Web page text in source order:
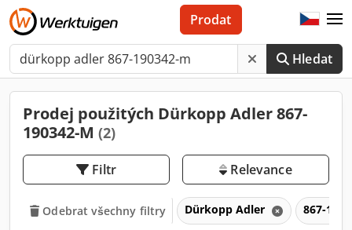
Hledat
Prodat
Prodej použitých Dürkopp Adler 867-
190342-M (2)
Filtr Relevance
Odebrat všechny filtry Dürkopp Adler 867-